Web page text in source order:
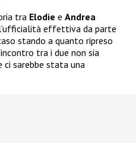
tra Elodie e Andrea
effettiva da parte
stando a quanto ripreso
tra i due non sia
ci sarebbe stata una